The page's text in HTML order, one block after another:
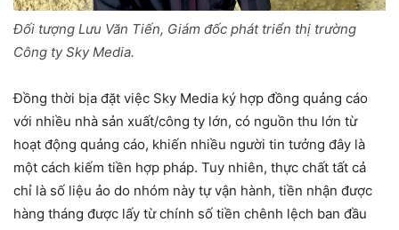
Đối tượng Lưu Văn Tiến, Giám đốc phát triển thị trường
Công ty Sky Media.
Đồng thời bịa đặt việc Sky Media ký hợp đồng quảng cáo
với nhiều nhà sản xuất/công ty lớn, có nguồn thu lớn từ
hoạt động quảng cáo, khiến nhiều người tin tưởng đây là
một cách kiếm tiền hợp pháp. Tuy nhiên, thực chất tất cả
chỉ là số liệu ảo do nhóm này tự vận hành, tiền nhận được
hàng tháng được lấy từ chính số tiền chênh lệch ban đầu